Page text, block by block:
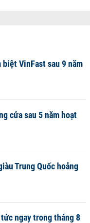
VinFast sau 9 năm
cửa sau 5 năm hoạt
Trung Quốc hoảng
ngay trong tháng 8